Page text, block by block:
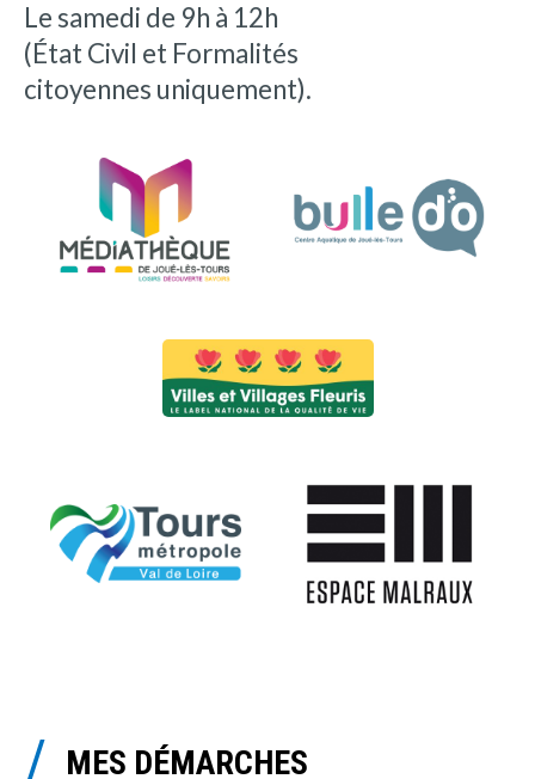
Le samedi de 9h à 12h
(État Civil et Formalités
citoyennes uniquement).
MES DÉMARCHES